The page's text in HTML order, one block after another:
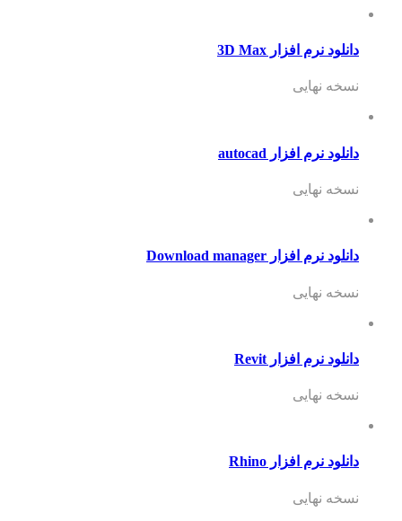
دانلود نرم افزار 3D Max
نسخه نهایی
دانلود نرم افزار autocad
نسخه نهایی
دانلود نرم افزار Download manager
نسخه نهایی
دانلود نرم افزار Revit
نسخه نهایی
دانلود نرم افزار Rhino
نسخه نهایی